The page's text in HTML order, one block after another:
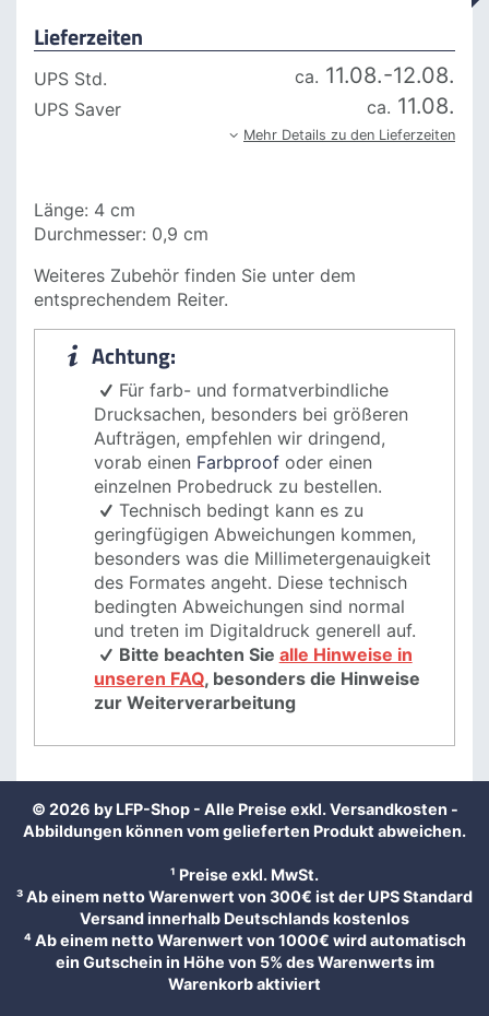
Lieferzeiten
UPS Std. ca. 11.08.-12.08.
UPS Saver ca. 11.08.
Mehr Details zu den Lieferzeiten
Länge: 4 cm
Durchmesser: 0,9 cm
Weiteres Zubehör finden Sie unter dem
entsprechendem Reiter.
Achtung:
Für farb- und formatverbindliche
Drucksachen, besonders bei größeren
Aufträgen, empfehlen wirdringend,
vorab einen Farbproof oder einen
einzelnen Probedruck zu bestellen.
Technisch bedingt kann es zu
geringfügigen Abweichungen kommen,
besonders was die Millimetergenauigkeit
des Formates angeht. Diese technisch
bedingten Abweichungen sind normal
und treten im Digitaldruck generell auf.
Bitte beachten Sie alle Hinweise in
unseren FAQ, besonders die Hinweise
zur Weiterverarbeitung
© 2026 by LFP-Shop - Alle Preise exkl.Versandkosten -
Abbildungen können vom gelieferten Produkt abweichen.
¹ Preise exkl. MwSt.
³ Ab einem netto Warenwert von 300€ ist der UPS Standard
Versand innerhalb Deutschlands kostenlos
⁴ Ab einem netto Warenwert von 1000€ wird automatisch
ein Gutschein in Höhe von 5% des Warenwerts im
Warenkorb aktiviert